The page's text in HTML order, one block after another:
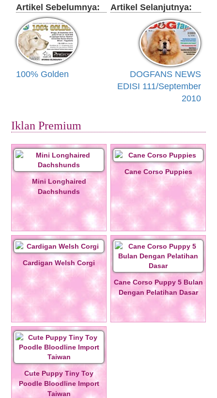
Artikel Sebelumnya:
100% Golden
Artikel Selanjutnya:
DOGFANS NEWS
EDISI 111/September
2010
Iklan Premium
Mini Longhaired
Dachshunds
Cane Corso Puppies
Cardigan Welsh Corgi
Cane Corso Puppy 5 Bulan
Dengan Pelatihan Dasar
Cute Puppy Tiny Toy
Poodle Bloodline Import
Taiwan